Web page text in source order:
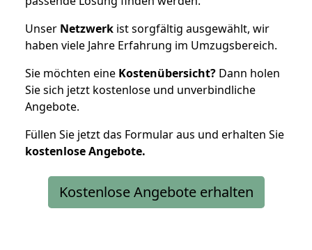
Unser Netzwerk ist sorgfältig ausgewählt, wir
haben viele Jahre Erfahrung im Umzugsbereich.
Sie möchten eine Kostenübersicht? Dann holen
Sie sich jetzt kostenlose und unverbindliche
Angebote.
Füllen Sie jetzt das Formular aus und erhalten Sie
kostenloseAngebote.
Kostenlose Angebote erhalten